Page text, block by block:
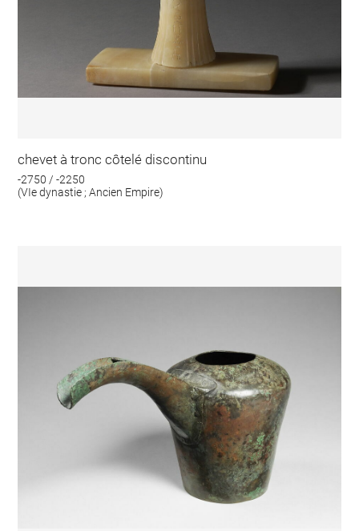
chevet à tronc côtelé discontinu
-2750 / -2250
(VIe dynastie ; Ancien Empire)